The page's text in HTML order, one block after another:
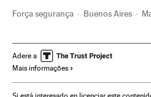
Força segurança Buenos Aires
Corrupção política Corrupção
Kirchnerismo
América do Sul América Latina
Adere a
Mais informações